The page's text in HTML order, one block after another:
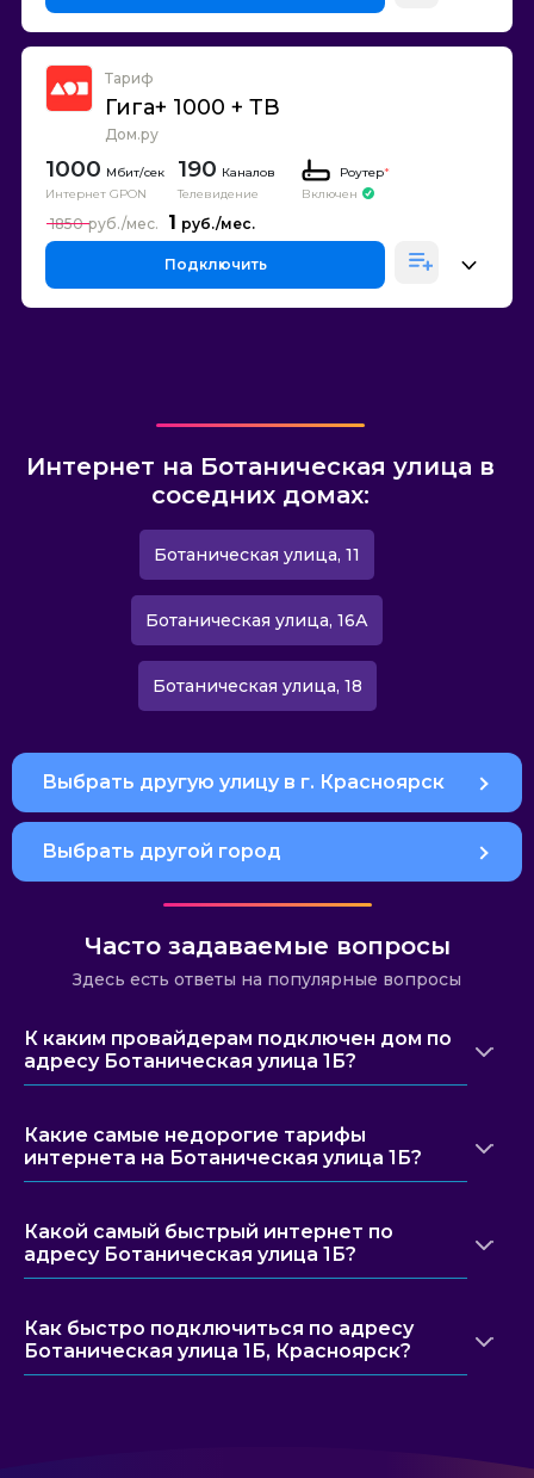
Тариф
Гига+ 1000 + ТВ
Дом.ру
1000
Интернет GPON
190 Каналов
Телевидение
Роутер*
Включен
1
1850
Подключить
Интернет на Ботаническая улица в
соседних домах:
Ботаническая улица, 11
Ботаническая улица, 16А
Ботаническая улица, 18
Выбрать другую улицу в г. Красноярск
Выбрать другой город
Часто задаваемые вопросы
Здесь есть ответы на популярные вопросы
К каким провайдерам подключен дом по
адресу Ботаническая улица 1Б?
Какие самые недорогие тарифы
интернета на Ботаническая улица 1Б?
Какой самый быстрый интернет по
адресу Ботаническая улица 1Б?
Как быстро подключиться по адресу
Ботаническая улица 1Б, Красноярск?